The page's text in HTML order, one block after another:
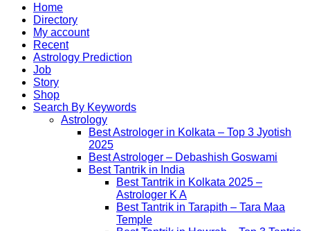
Home
Directory
My account
Recent
Astrology Prediction
Job
Story
Shop
Search By Keywords
Astrology
Best Astrologer in Kolkata – Top 3 Jyotish
2025
Best Astrologer – Debashish Goswami
Best Tantrik in India
Best Tantrik in Kolkata 2025 –
Astrologer K A
Best Tantrik in Tarapith – Tara Maa
Temple